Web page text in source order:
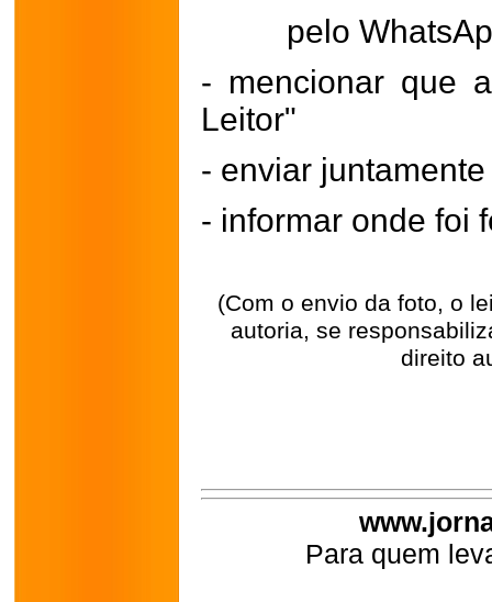
pelo
- mencionar que
Leitor"
- enviar
- informar onde foi
(Com o envio da foto, o
autoria, se
direito
Para quem